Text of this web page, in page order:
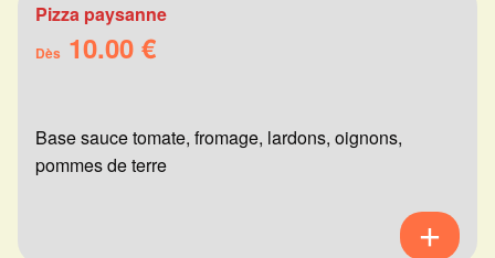
Pizza paysanne
Dès 10.00 €
Base sauce tomate, fromage, lardons, oignons,
pommes de terre